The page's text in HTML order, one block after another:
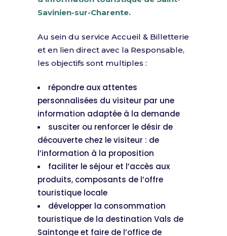
Savinien-sur-Charente.
Au sein du service Accueil & Billetterie
et en lien direct avec la Responsable,
les objectifs sont multiples :
répondre aux attentes
personnalisées du visiteur par une
information adaptée à la demande
susciter ou renforcer le désir de
découverte chez le visiteur : de
l’information à la proposition
faciliter le séjour et l’accès aux
produits, composants de l’offre
touristique locale
développer la consommation
touristique de la destination Vals de
Saintonge et faire de l’office de